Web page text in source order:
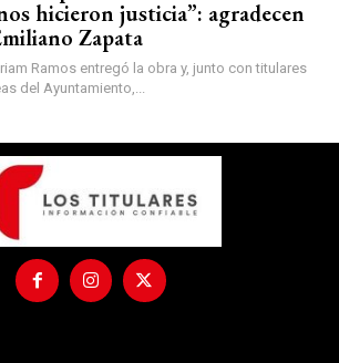
hicieron justicia”: agradecen
Zapata
Ramos entregó la obra y, junto con titulares
del Ayuntamiento,...